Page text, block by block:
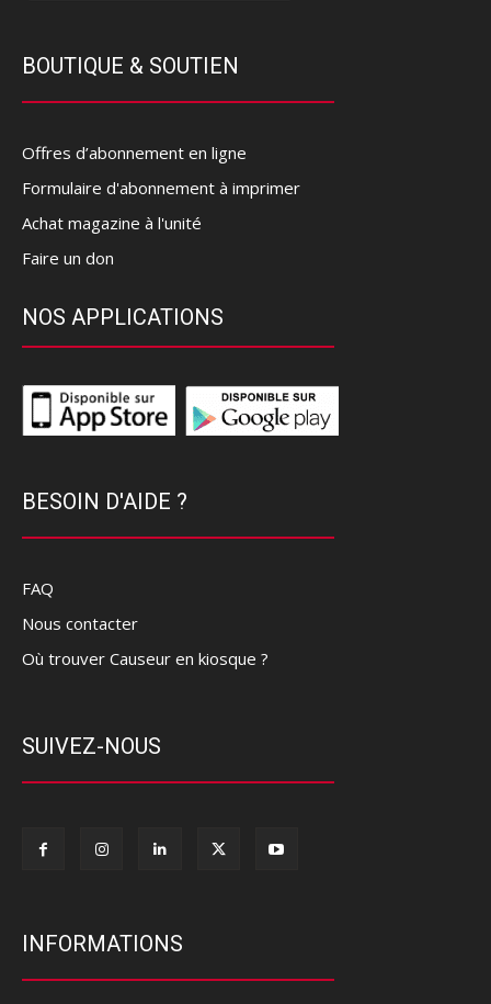
BOUTIQUE & SOUTIEN
Offres d’abonnement en ligne
Formulaire d'abonnement à imprimer
Achat magazine à l'unité
Faire un don
NOS APPLICATIONS
BESOIN D'AIDE ?
FAQ
Nous contacter
Où trouver Causeur en kiosque ?
SUIVEZ-NOUS
INFORMATIONS